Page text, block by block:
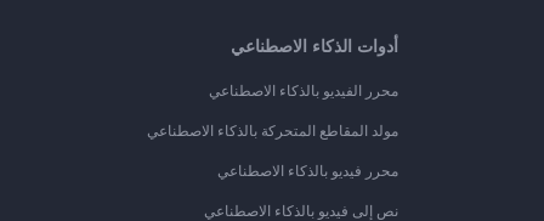
أدوات الذكاء الاصطناعي
محرر الفيديو بالذكاء الاصطناعي
مولد المقاطع المتحركة بالذكاء الاصطناعي
محرر فيديو بالذكاء الاصطناعي
نص إلى فيديو بالذكاء الاصطناعي